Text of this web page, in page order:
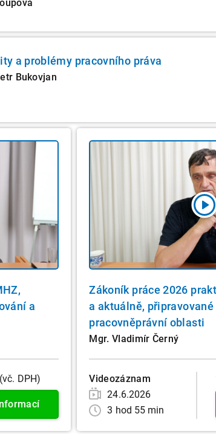
a problémy pracovního práva
Bukovjan
a
(vč. DPH)
Zákoník práce 2026
a aktuálně, připravované
pracovněprávní oblasti
Mgr. Vladimír Černý
Videozáznam
24.6.2026
3 hod 55 min